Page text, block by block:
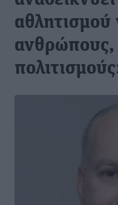
αθλητισμού
ανθρώπους,